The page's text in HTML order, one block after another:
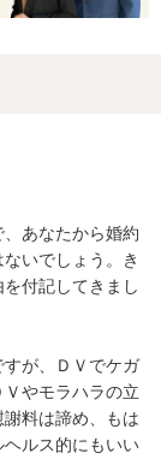
あなたから婚約
いでしょう。き
付記してきまし
が、ＤＶでケガ
やモラハラの立
料は諦め、もは
ルス的にもいい